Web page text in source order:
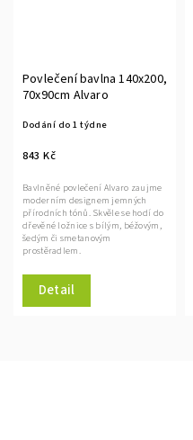
Povlečení bavlna 140x200,
70x90cm Alvaro
Dodání do 1 týdne
843 Kč
Detail
Bavlněné povlečení Alvaro zaujme
moderním designem jemných
přírodních tónů. Skvěle se hodí do
dřevěné ložnice s bílým, béžovým,
šedým či smetanovým
prostěradlem.